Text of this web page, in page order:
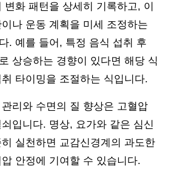
변화 패턴을 상세히 기록하고, 이
나 운동 계획을 미세 조정하는
. 예를 들어, 특정 음식 섭취 후
상승하는 경향이 있다면 해당 식
타이밍을 조절하는 식입니다.
리와 수면의 질 향상은 고혈압
입니다. 명상, 요가와 같은 심신
실천하면 교감신경계의 과도한
안정에 기여할 수 있습니다.